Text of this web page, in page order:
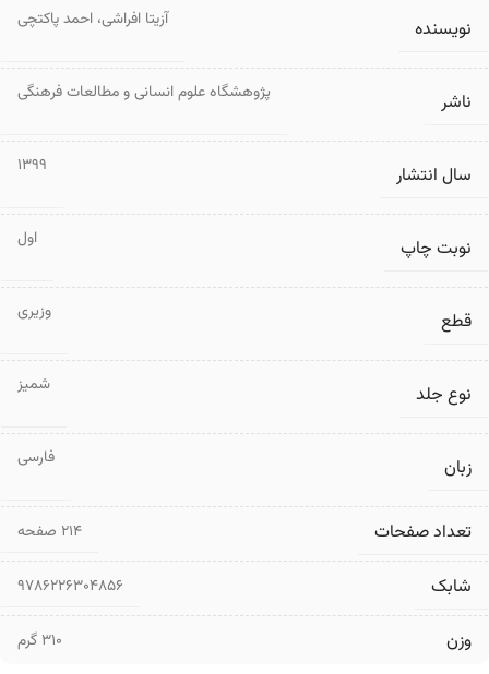
نویسنده آزیتا افراشی، احمد پاکتچی
ناشر پژوهشگاه علوم انسانی و مطالعات فرهنگی
سال انتشار 1399
نوبت چاپ اول
قطع وزیری
نوع جلد شمیز
زبان فارسی
تعداد صفحات ۲۱۴ صفحه
شابک 9786226304856
وزن 310 گرم